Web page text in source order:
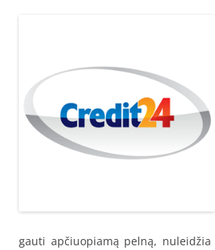
gauti apčiuopiamą pelną,